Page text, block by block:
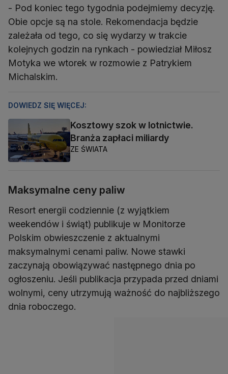
- Pod koniec tego tygodnia podejmiemy decyzję.
Obie opcje są na stole. Rekomendacja będzie
zależała od tego, co się wydarzy w trakcie
kolejnych godzin na rynkach - powiedział Miłosz
Motyka we wtorek w rozmowie z Patrykiem
Michalskim.
DOWIEDZ SIĘ WIĘCEJ:
Kosztowy szok w lotnictwie.
Branża zapłaci miliardy
ZE ŚWIATA
Maksymalne ceny paliw
Resort energii codziennie (z wyjątkiem
weekendów i świąt) publikuje w Monitorze
Polskim obwieszczenie z aktualnymi
maksymalnymi cenami paliw. Nowe stawki
zaczynają obowiązywać następnego dnia po
ogłoszeniu. Jeśli publikacja przypada przed dniami
wolnymi, ceny utrzymują ważność do najbliższego
dnia roboczego.